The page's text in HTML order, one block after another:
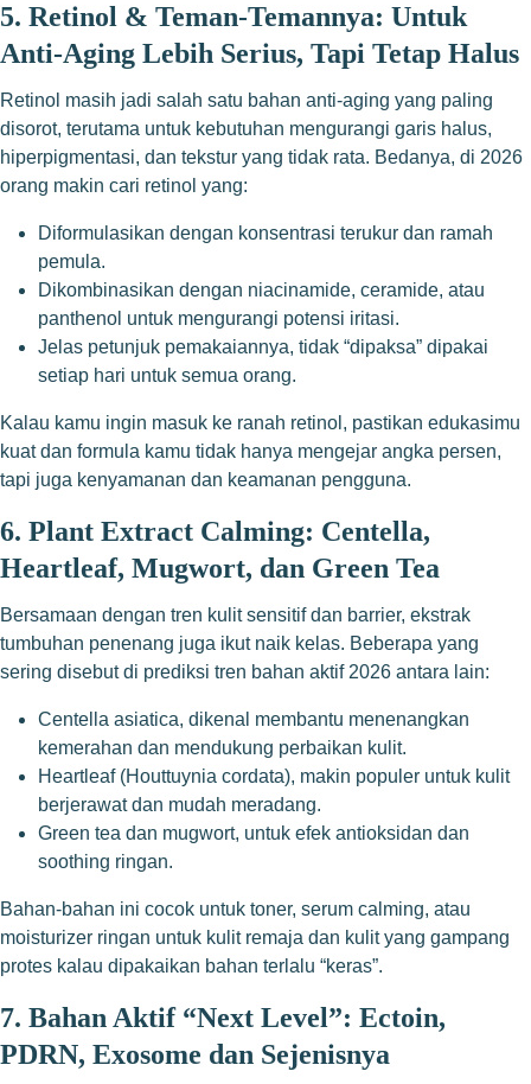
5. Retinol & Teman-Temannya: Untuk
Anti-Aging Lebih Serius, Tapi Tetap Halus
Retinol masih jadi salah satu bahan anti-aging yang paling
disorot, terutama untuk kebutuhan mengurangi garis halus,
hiperpigmentasi, dan tekstur yang tidak rata. Bedanya, di 2026
orang makin cari retinol yang:
Diformulasikan dengan konsentrasi terukur dan ramah
pemula.
Dikombinasikan dengan niacinamide, ceramide, atau
panthenol untuk mengurangi potensi iritasi.
Jelas petunjuk pemakaiannya, tidak “dipaksa” dipakai
setiap hari untuk semua orang.
Kalau kamu ingin masuk ke ranah retinol, pastikan edukasimu
kuat dan formula kamu tidak hanya mengejar angka persen,
tapi juga kenyamanan dan keamanan pengguna.
6. Plant Extract Calming: Centella,
Heartleaf, Mugwort, dan Green Tea
Bersamaan dengan tren kulit sensitif dan barrier, ekstrak
tumbuhan penenang juga ikut naik kelas. Beberapa yang
sering disebut di prediksi tren bahan aktif 2026 antara lain:
Centella asiatica, dikenal membantu menenangkan
kemerahan dan mendukung perbaikan kulit.
Heartleaf (Houttuynia cordata), makin populer untuk kulit
berjerawat dan mudah meradang.
Green tea dan mugwort, untuk efek antioksidan dan
soothing ringan.
Bahan-bahan ini cocok untuk toner, serum calming, atau
moisturizer ringan untuk kulit remaja dan kulit yang gampang
protes kalau dipakaikan bahan terlalu “keras”.
7. Bahan Aktif “Next Level”: Ectoin,
PDRN, Exosome dan Sejenisnya